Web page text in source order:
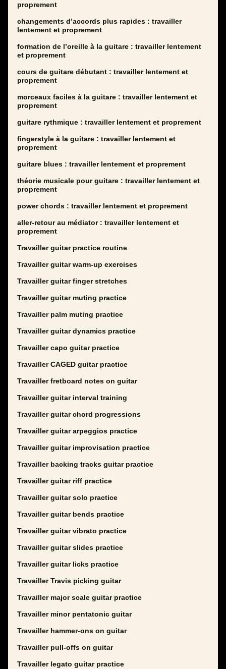
proprement
changements d’accords plus rapides : travailler
lentement et proprement
formation de l’oreille à la guitare : travailler lentement
et proprement
cours de guitare débutant : travailler lentement et
proprement
morceaux faciles à la guitare : travailler lentement et
proprement
guitare rythmique : travailler lentement et proprement
fingerstyle à la guitare : travailler lentement et
proprement
guitare blues : travailler lentement et proprement
théorie musicale pour guitare : travailler lentement et
proprement
power chords : travailler lentement et proprement
aller-retour au médiator : travailler lentement et
proprement
Travailler guitar practice routine
Travailler guitar warm-up exercises
Travailler guitar finger stretches
Travailler guitar muting practice
Travailler palm muting practice
Travailler guitar dynamics practice
Travailler capo guitar practice
Travailler CAGED guitar practice
Travailler fretboard notes on guitar
Travailler guitar interval training
Travailler guitar chord progressions
Travailler guitar arpeggios practice
Travailler guitar improvisation practice
Travailler backing tracks guitar practice
Travailler guitar riff practice
Travailler guitar solo practice
Travailler guitar bends practice
Travailler guitar vibrato practice
Travailler guitar slides practice
Travailler guitar licks practice
Travailler Travis picking guitar
Travailler major scale guitar practice
Travailler minor pentatonic guitar
Travailler hammer-ons on guitar
Travailler pull-offs on guitar
Travailler legato guitar practice